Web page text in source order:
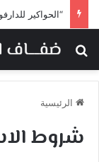
بحث عن
الرئيسية
شروط